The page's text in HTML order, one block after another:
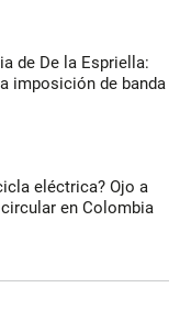
de De la Espriella:
imposición de banda
eléctrica? Ojo a
en Colombia